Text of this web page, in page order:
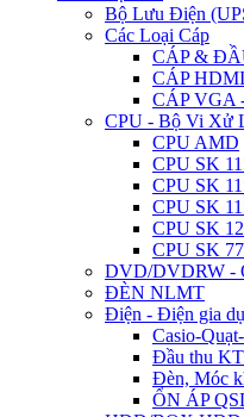
Bộ Lưu Điện
Các Loại Cáp
CÁP &
CÁP
CÁP VGA
CPU - Bộ Vi Xử
CPU AMD
CPU SK
CPU SK
CPU SK
CPU SK
CPU SK
DVD/DVDRW -
ĐÈN NLMT
Điện - Điện gia
Casio-
Đầu thu
Đèn, Móc
ỔN ÁP